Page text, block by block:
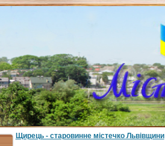
Щирець - старовинне мiстечко Львiвщини